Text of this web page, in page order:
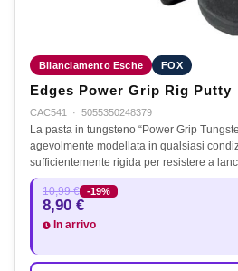
Bilanciamento Esche FOX
Edges Power Grip Rig Putty
CAC541 · 5055350248379
La pasta in tungsteno “Power Grip
agevolmente modellata in qualsiasi
sufficientemente rigida per resistere a
10,99 € -19%
8,90 €
In arrivo